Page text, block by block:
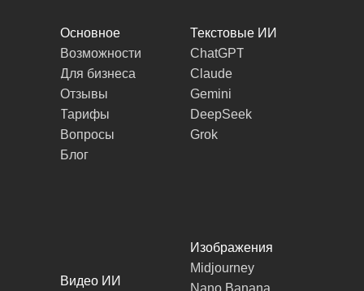
Видео ИИ
Текстовые ИИ
ChatGPT
Claude
Gemini
DeepSeek
Grok
Изображения
Midjourney
Nano Banana
Основное
Возможности
Для бизнеса
Отзывы
Тарифы
Вопросы
Блог